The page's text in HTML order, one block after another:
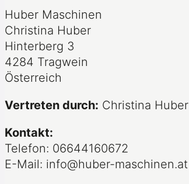
Huber Maschinen
Christina Huber
Hinterberg 3
4284 Tragwein
Österreich
Vertreten durch: Christina Huber
Kontakt:
Telefon: 06644160672
E-Mail: info@huber-maschinen.at